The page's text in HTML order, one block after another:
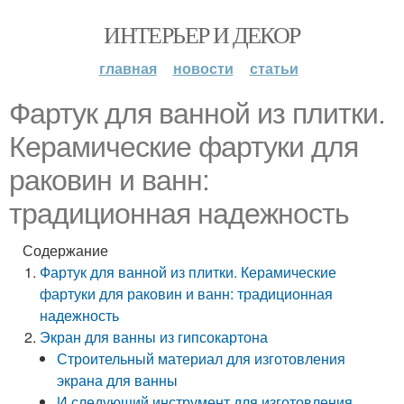
ИНТЕРЬЕР И ДЕКОР
главная новости статьи
Фартук для ванной из плитки.
Керамические фартуки для
раковин и ванн:
традиционная надежность
Содержание
Фартук для ванной из плитки. Керамические
фартуки для раковин и ванн: традиционная
надежность
Экран для ванны из гипсокартона
Строительный материал для изготовления
экрана для ванны